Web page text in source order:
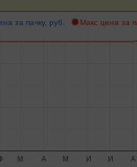
за пачку, руб. Макс цена за
М А М И И А